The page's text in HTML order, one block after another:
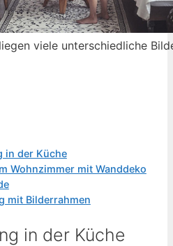
viele unterschiedliche
in der Küche
Wohnzimmer mit Wanddeko
mit Bilderrahmen
in der Küche